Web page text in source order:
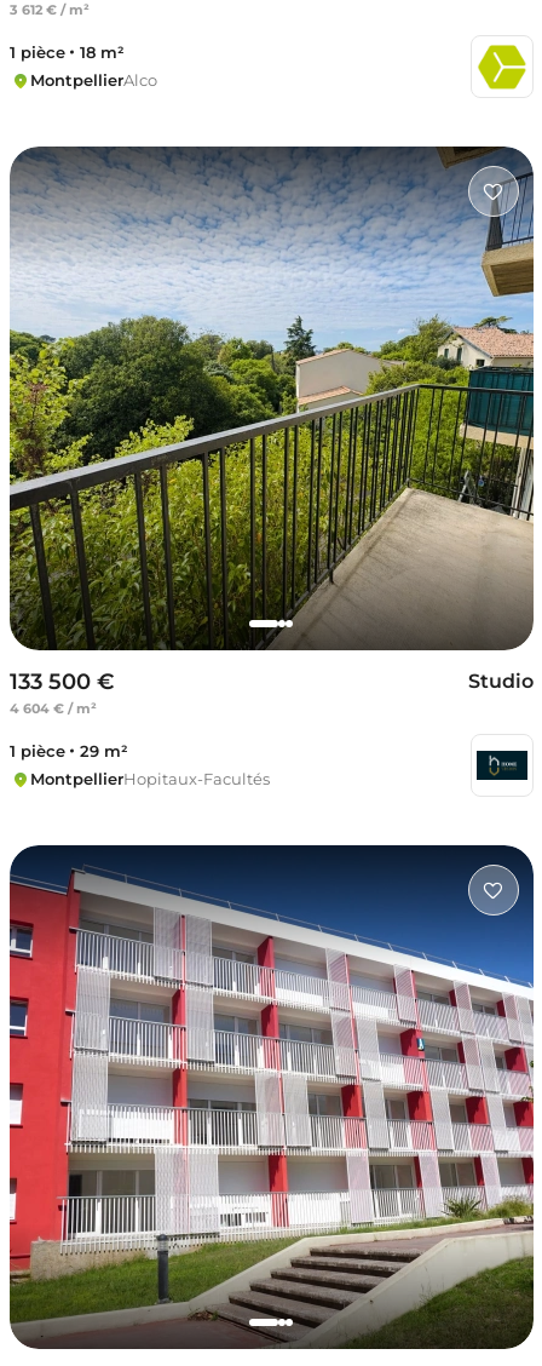
3 612 € / m²
1 pièce
18 m²
MontpellierAlco
133 500 €
4 604 € / m²
Studio
1 pièce
29 m²
MontpellierHopitaux-Facultés